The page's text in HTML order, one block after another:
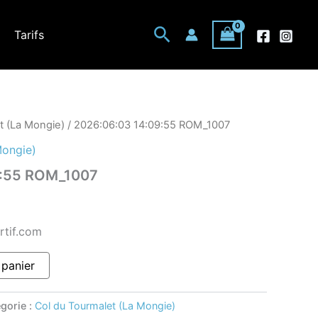
Tarifs Rechercher
(La Mongie) / 2026:06:03 14:09:55 ROM_1007
ROM_1007
: Col du Tourmalet (La Mongie)